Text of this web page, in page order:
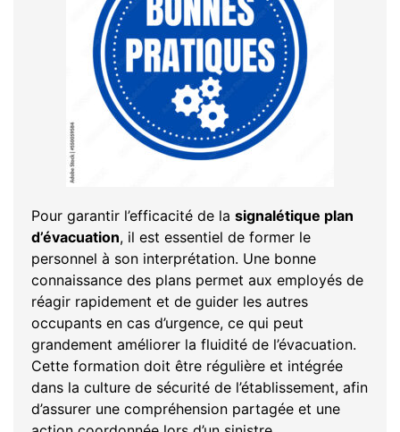
Pour garantir l’efficacité de la signalétique plan
d’évacuation, il est essentiel de former le
personnel à son interprétation. Une bonne
connaissance des plans permet aux employés de
réagir rapidement et de guider les autres
occupants en cas d’urgence, ce qui peut
grandement améliorer la fluidité de l’évacuation.
Cette formation doit être régulière et intégrée
dans la culture de sécurité de l’établissement, afin
d’assurer une compréhension partagée et une